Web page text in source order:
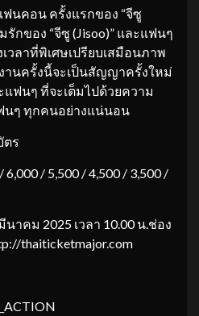
นคอน ครั้งแรกของ “จีซู
รักของ “จีซู (Jisoo)” และแฟนๆ
วลาที่พิเศษเปรียบเสมือนภาพ
านครั้งนี้จะเป็นสัญญาครั้งใหม่
แฟนๆ ที่จะเต็มไปด้วยความ
นๆ ทุกคนอย่างแน่นอน
ตร
/ 5,500 / 4,500 / 3,500 /
าคม 2025 เวลา 10.00 น.ช่อง
thaiticketmajor.com